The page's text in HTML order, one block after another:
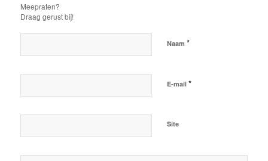
Meepraten?
Draag gerust bij!
Naam *
E-mail *
Site